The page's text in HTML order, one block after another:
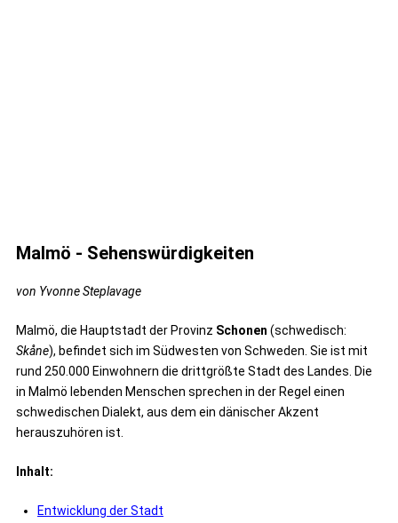
Malmö - Sehenswürdigkeiten
von Yvonne Steplavage
Malmö, die Hauptstadt der Provinz Schonen (schwedisch:
Skåne), befindet sich im Südwesten von Schweden. Sie ist mit
rund 250.000 Einwohnern die drittgrößte Stadt des Landes. Die
in Malmö lebenden Menschen sprechen in der Regel einen
schwedischen Dialekt, aus dem ein dänischer Akzent
herauszuhören ist.
Inhalt:
Entwicklung der Stadt